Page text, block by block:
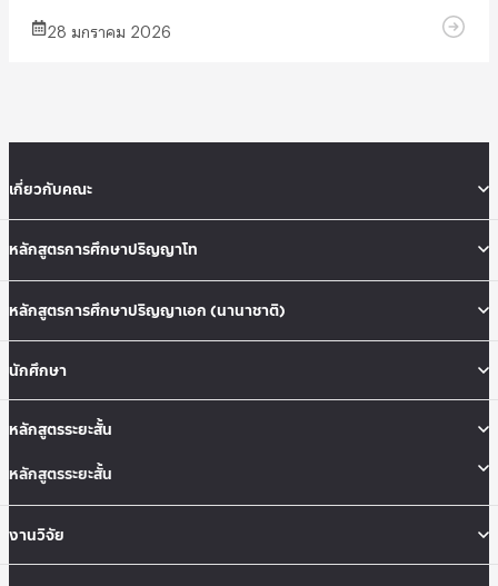
28 มกราคม 2026
เกี่ยวกับคณะ
หลักสูตรการศึกษาปริญญาโท
หลักสูตรการศึกษาปริญญาเอก (นานาชาติ)
นักศึกษา
หลักสูตรระยะสั้น
หลักสูตรระยะสั้น
งานวิจัย